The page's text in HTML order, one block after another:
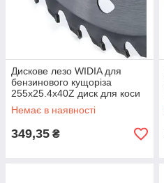
Дискове лезо WIDIA для
бензинового кущоріза
255x25.4x40Z диск для коси
Немає в наявності
349,35 ₴